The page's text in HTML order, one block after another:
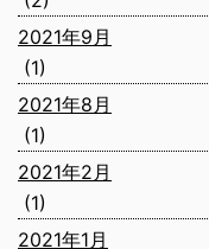
2021年9月
(1)
2021年8月
(1)
2021年2月
(1)
2021年1月